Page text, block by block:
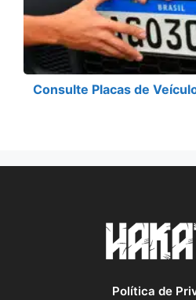
Consulte Placas de
Política de